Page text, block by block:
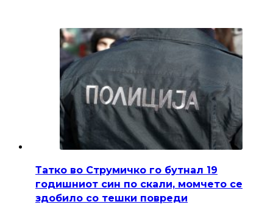
Татко во Струмичко го бутнал 19
годишниот син по скали, момчето се
здобило со тешки повреди